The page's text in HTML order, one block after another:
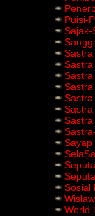
Puisi-
Sajak-
Sastra
Sastra
Sastra
Sastra
Sayap
Sosial
World